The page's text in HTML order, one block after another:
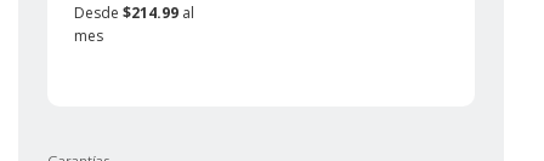
Desde $214.99al
mes